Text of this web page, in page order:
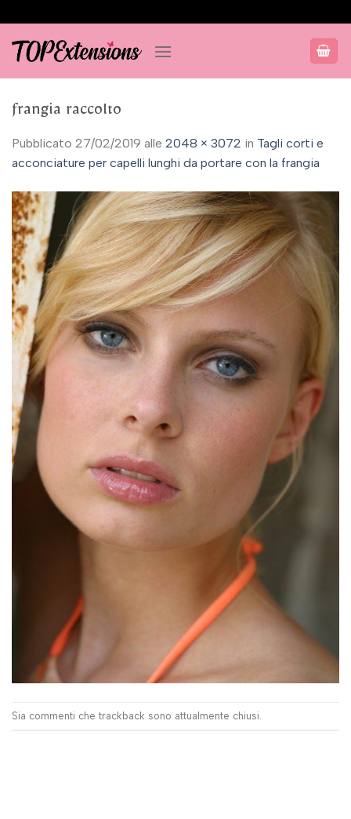
ai
contenuti
frangia raccolto
Pubblicato 27/02/2019 alle 2048 × 3072 in Tagli corti e
acconciature per capelli lunghi da portare con la frangia
Sia commenti che trackback sono attualmente chiusi.